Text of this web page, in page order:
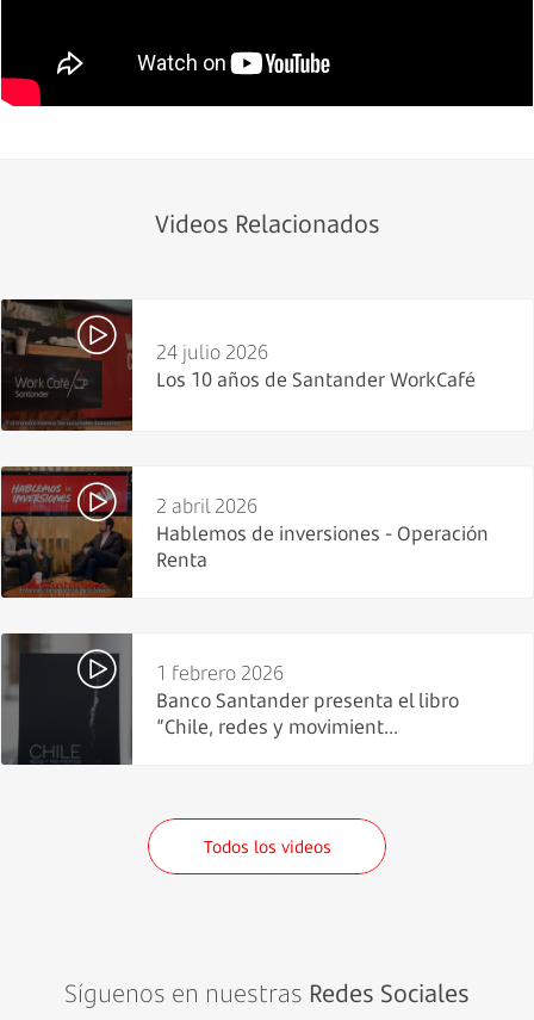
Videos Relacionados
24 julio 2026
Los 10 años de Santander WorkCafé
2 abril 2026
Hablemos de inversiones - Operación
Renta
1 febrero 2026
Banco Santander presenta el libro
“Chile, redes y movimient...
Todos los videos
Síguenos en nuestras Redes Sociales